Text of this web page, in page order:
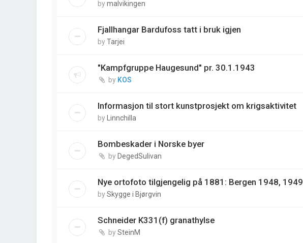
bymalvikingen
Fjallhangar Bardufoss tatt i bruk igjen
byTarjei
"Kampfgruppe Haugesund" pr. 30.1.1943
by KOS
Informasjon til stort kunstprosjekt om krigsaktivitet
by Linnchilla
Bombeskader i Norske byer
by DegedSulivan
Nye ortofoto tilgjengelig på 1881: Bergen 1948, 1949
bySkygge i Bjørgvin
Schneider K331(f) granathylse
bySteinM